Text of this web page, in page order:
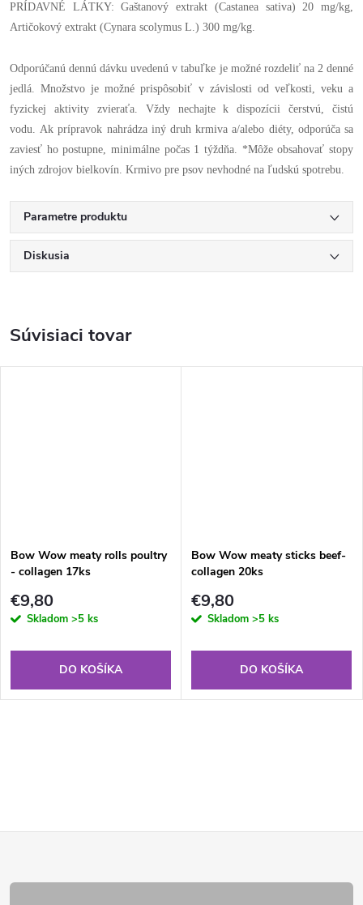
PRÍDAVNÉ LÁTKY: Gaštanový extrakt (Castanea sativa) 20 mg/kg,
Artičokový extrakt (Cynara scolymus L.) 300 mg/kg.
Odporúčanú dennú dávku uvedenú v tabuľke je možné rozdeliť na 2 denné
jedlá. Množstvo je možné prispôsobiť v závislosti od veľkosti, veku a
fyzickej aktivity zvieraťa. Vždy nechajte k dispozícii čerstvú, čistú
vodu. Ak prípravok nahrádza iný druh krmiva a/alebo diéty, odporúča sa
zaviesť ho postupne, minimálne počas 1 týždňa. *Môže obsahovať stopy
iných zdrojov bielkovín. Krmivo pre psov nevhodné na ľudskú spotrebu.
Parametre produktu
Diskusia
Súvisiaci tovar
Bow Wow meaty rolls poultry
- collagen 17ks
€9,80
Skladom >5 ks
DO KOŠÍKA
Bow Wow meaty sticks beef-
collagen 20ks
€9,80
Skladom >5 ks
DO KOŠÍKA
á